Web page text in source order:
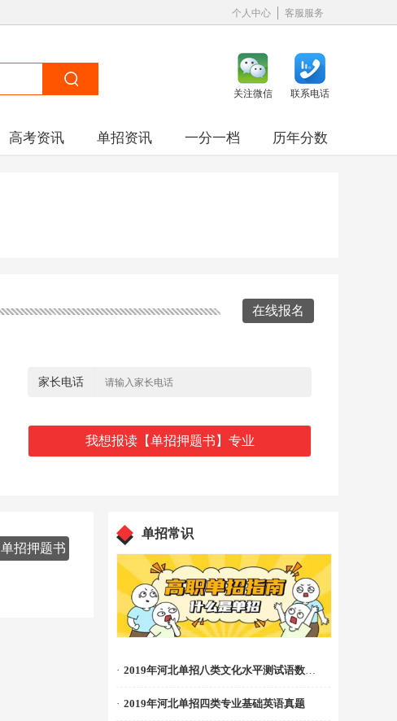
个人中心 客服服务
关注微信 联系电话
高考资讯 单招资讯 一分一档 历年分数
在线报名
家长电话
单招押题书
单招常识
· 2019年河北单招八类文化水平测试语数真题
· 2019年河北单招四类专业基础英语真题